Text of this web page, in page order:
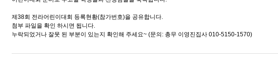
제38회 전라어린이대회 등록현황(참가번호)을 공유합니다.
첨부 파일을 확인 하시면 됩니다.
누락되었거나 잘못 된 부분이 있는지 확인해 주세요~ (문의: 총무 이영진집사 010-5150-1570)